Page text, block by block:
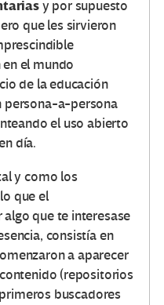
y por supuesto
que les sirvieron
el mundo
de la educación
persona-a-persona
el uso abierto
día.
y como los
que el
que te interesase
consistía en
a aparecer
(repositorios
buscadores